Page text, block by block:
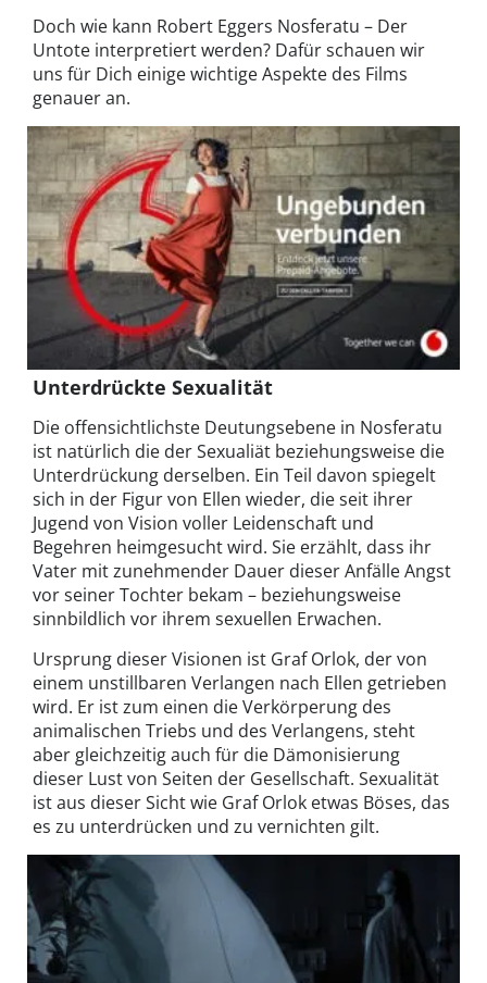
Doch wie kann Robert Eggers Nosferatu – Der
Untote interpretiert werden? Dafür schauen wir
uns für Dich einige wichtige Aspekte des Films
genauer an.
Unterdrückte Sexualität
Die offensichtlichste Deutungsebene in Nosferatu
ist natürlich die der Sexualiät beziehungsweise die
Unterdrückung derselben. Ein Teil davon spiegelt
sich in der Figur von Ellen wieder, die seit ihrer
Jugend von Vision voller Leidenschaft und
Begehren heimgesucht wird. Sie erzählt, dass ihr
Vater mit zunehmender Dauer dieser Anfälle Angst
vor seiner Tochter bekam – beziehungsweise
sinnbildlich vor ihrem sexuellen Erwachen.
Ursprung dieser Visionen ist Graf Orlok, der von
einem unstillbaren Verlangen nach Ellen getrieben
wird. Er ist zum einen die Verkörperung des
animalischen Triebs und des Verlangens, steht
aber gleichzeitig auch für die Dämonisierung
dieser Lust von Seiten der Gesellschaft. Sexualität
ist aus dieser Sicht wie Graf Orlok etwas Böses, das
es zu unterdrücken und zu vernichten gilt.